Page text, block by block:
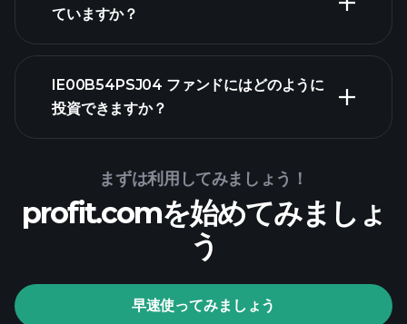
ていますか？
IE00B54PSJ04 ファンドにはどのように
投資できますか？
すめのブローカー
まずは利用してみましょう！
profit.comを始めてみましょ
う
早速使ってみましょう